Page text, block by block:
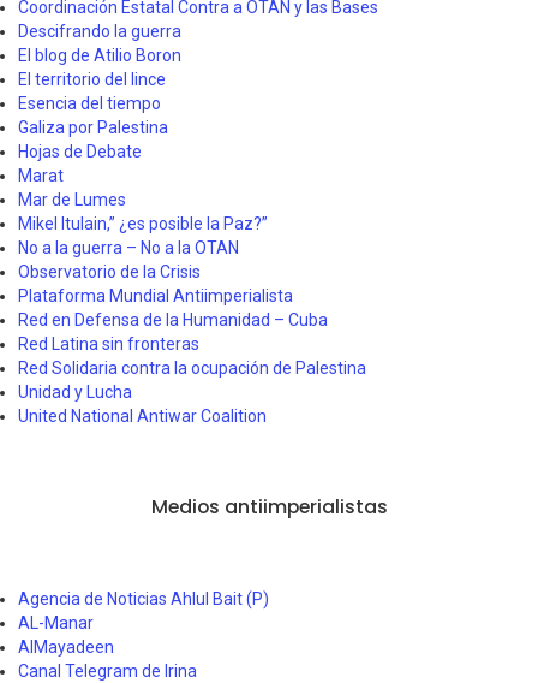
Coordinación Estatal Contra a OTAN y las Bases
Descifrando la guerra
El blog de Atilio Boron
El territorio del lince
Esencia del tiempo
Galiza por Palestina
Hojas de Debate
Marat
Mar de Lumes
Mikel Itulain,” ¿es posible la Paz?”
No a la guerra – No a la OTAN
Observatorio de la Crisis
Plataforma Mundial Antiimperialista
Red en Defensa de la Humanidad – Cuba
Red Latina sin fronteras
Red Solidaria contra la ocupación de Palestina
Unidad y Lucha
United National Antiwar Coalition
Medios antiimperialistas
Agencia de Noticias Ahlul Bait (P)
AL-Manar
AlMayadeen
Canal Telegram de Irina